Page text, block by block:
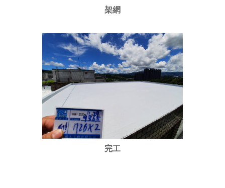
架網
完工